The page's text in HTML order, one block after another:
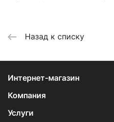
Назад к списку
Интернет-магазин
Компания
Услуги